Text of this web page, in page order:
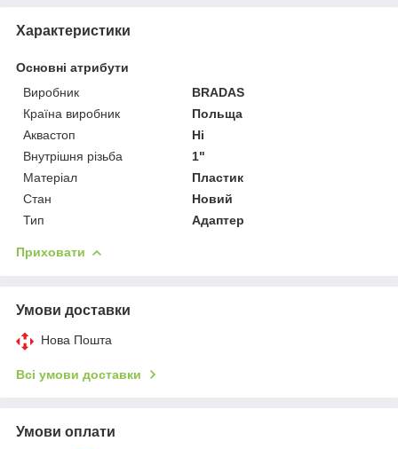
Характеристики
Основні атрибути
Виробник
BRADAS
Країна виробник
Польща
Аквастоп
Ні
Внутрішня різьба
1"
Матеріал
Пластик
Стан
Новий
Тип
Адаптер
Приховати
Умови доставки
Нова Пошта
Всі умови доставки
Умови оплати